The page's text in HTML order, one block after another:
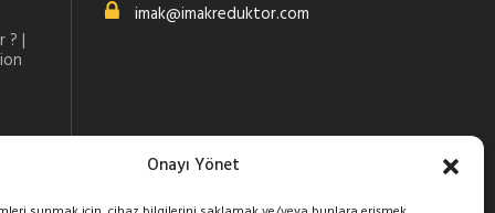
Onayı Yönet
? |
imak@imakreduktor.com